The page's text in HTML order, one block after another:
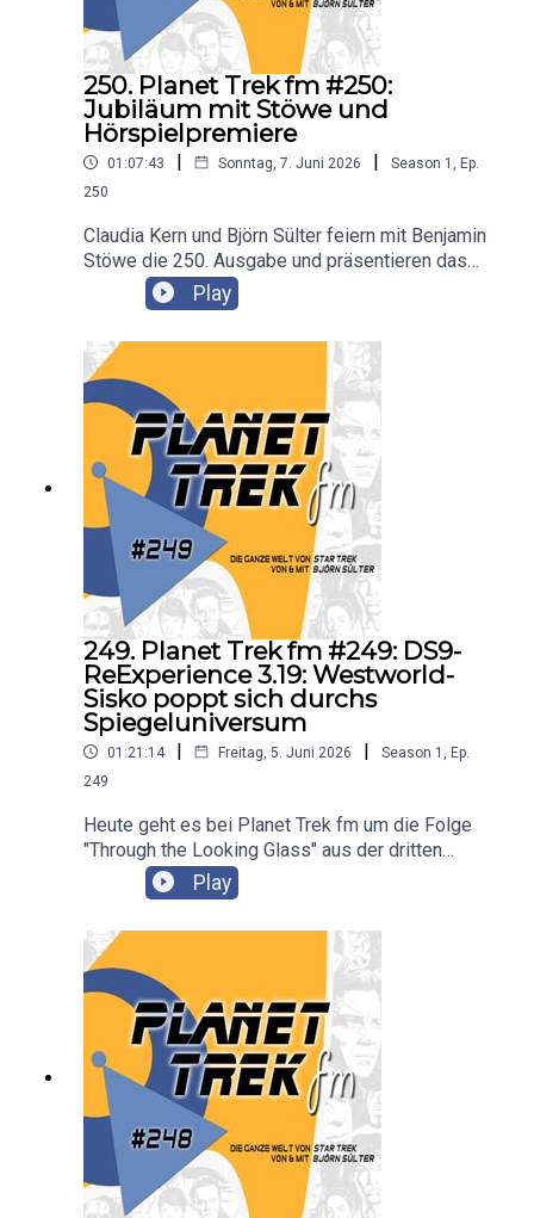
250. Planet Trek fm #250:
Jubiläum mit Stöwe und
Hörspielpremiere
01:07:43 | Sonntag, 7. Juni 2026 | Season 1
Ep.
250
Claudia Kern und Björn Sülter feiern mit Benjamin
Stöwe die 250. Ausgabe und präsentieren das
Hörspiel "Reise zu den Sternen — Hinter dem
Wurmloch".
Play
249. Planet Trek fm #249: DS9-
ReExperience 3.19: Westworld-
Sisko poppt sich durchs
Spiegeluniversum
01:21:14 | Freitag, 5. Juni 2026 | Season 1 , Ep.
249
Heute geht es bei Planet Trek fm um die Folge
"Through the Looking Glass" aus der dritten
Staffel der Serie "Star Trek: Deep Space Nine". Es
diskutieren Claudia Kern und Björn Sülter.
Play